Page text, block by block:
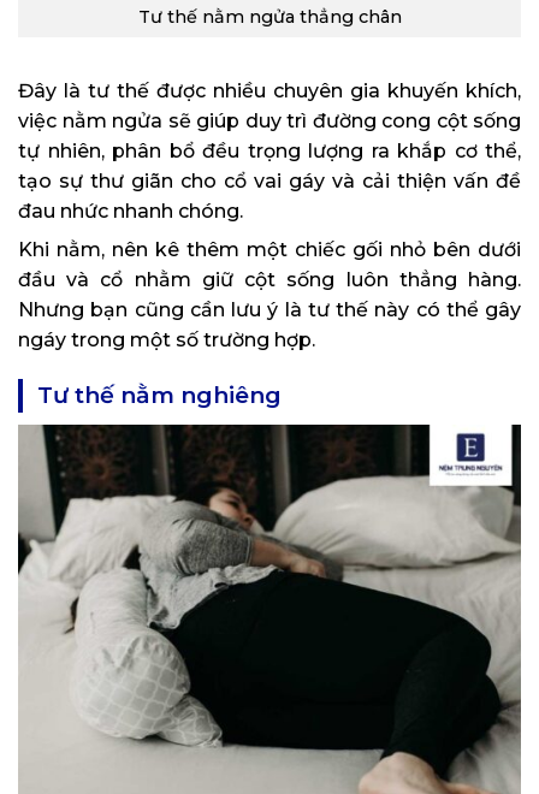
Tư thế nằm ngửa thẳng chân
Đây là tư thế được nhiều chuyên gia khuyến khích,
việc nằm ngửa sẽ giúp duy trì đường cong cột sống
tự nhiên, phân bổ đều trọng lượng ra khắp cơ thể,
tạo sự thư giãn cho cổ vai gáy và cải thiện vấn đề
đau nhức nhanh chóng.
Khi nằm, nên kê thêm một chiếc gối nhỏ bên dưới
đầu và cổ nhằm giữ cột sống luôn thẳng hàng.
Nhưng bạn cũng cần lưu ý là tư thế này có thể gây
ngáy trong một số trường hợp.
Tư thế nằm nghiêng